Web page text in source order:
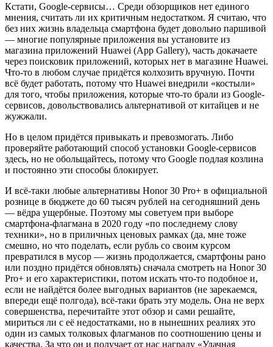
Кстати, Google-сервисы… Среди обзорщиков нет единого
мнения, считать ли их критичным недостатком. Я считаю, что
без них жизнь владельца смартфона будет довольно паршивой
— многие популярные приложения вы установите из
магазина приложений Huawei (App Gallery), часть докачаете
через поисковик приложений, которых нет в магазине Huawei.
Что-то в любом случае придётся колхозить вручную. Почти
всё будет работать, потому что Huawei внедрили «костыли»
для того, чтобы приложения, которые что-то брали из Google-
сервисов, довольствовались альтернативой от китайцев и не
жужжали.
Но в целом придётся привыкать и превозмогать. Либо
проверяйте работающий способ установки Google-сервисов
здесь, но не обольщайтесь, потому что Google подлая козлина
и постоянно эти способы блокирует.
И всё-таки любые альтернативы Honor 30 Pro+ в официальной
рознице в бюджете до 60 тысяч рублей на сегодняшний день
— вёдра ущербные. Поэтому мы советуем при выборе
смартфона-флагмана в 2020 году «по последнему слову
техники», но в приличных ценовых рамках (да, мне тоже
смешно, но что поделать, если рубль со своим курсом
превратился в мусор — жизнь продолжается, смартфоны рано
или поздно придётся обновлять) сначала смотреть на Honor 30
Pro+ и его характеристики, потом искать что-то подобное и,
если не найдётся более выгодных вариантов (не зарекаемся,
впереди ещё полгода), всё-таки брать эту модель. Она не верх
совершенства, перечитайте этот обзор и сами решайте,
мириться ли с её недостатками, но в нынешних реалиях это
один из самых толковых флагманов по соотношению цены и
качества. За что он и получает от нас награду «Удачная